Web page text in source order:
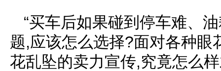
“买车后如果碰到停车难、
题,应该怎么选择?面对各种眼
花乱坠的卖力宣传,究竟怎么